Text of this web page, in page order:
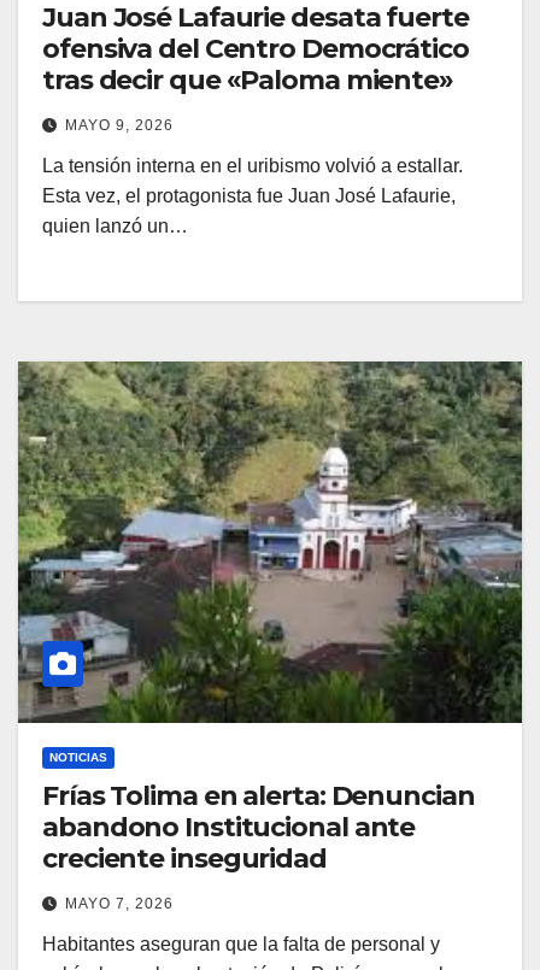
Juan José Lafaurie desata fuerte
ofensiva del Centro Democrático
tras decir que «Paloma miente»
MAYO 9, 2026
La tensión interna en el uribismo volvió a estallar.
Esta vez, el protagonista fue Juan José Lafaurie,
quien lanzó un…
NOTICIAS
Frías Tolima en alerta: Denuncian
abandono Institucional ante
creciente inseguridad
MAYO 7, 2026
Habitantes aseguran que la falta de personal y